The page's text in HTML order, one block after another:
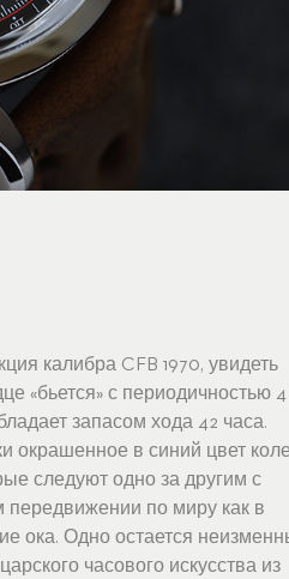
калибра CFB 1970, увидеть
«бьется» с периодичностью
запасом хода 42 часа.
окрашенное в синий цвет
следуют одно за другим с
по миру как в
ока. Одно остается
часового искусства из